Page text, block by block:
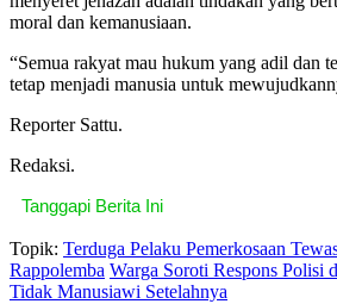
moral dan kemanusiaan.
“Semua rakyat mau hukum yang adil dan
tetap menjadi manusia untuk
Reporter Sattu.
Redaksi.
Tanggapi Berita Ini
Topik: Terduga Pelaku Pemerkosaan
Rappolemba Warga Soroti Respons Polisi
Tidak Manusiawi Setelahnya